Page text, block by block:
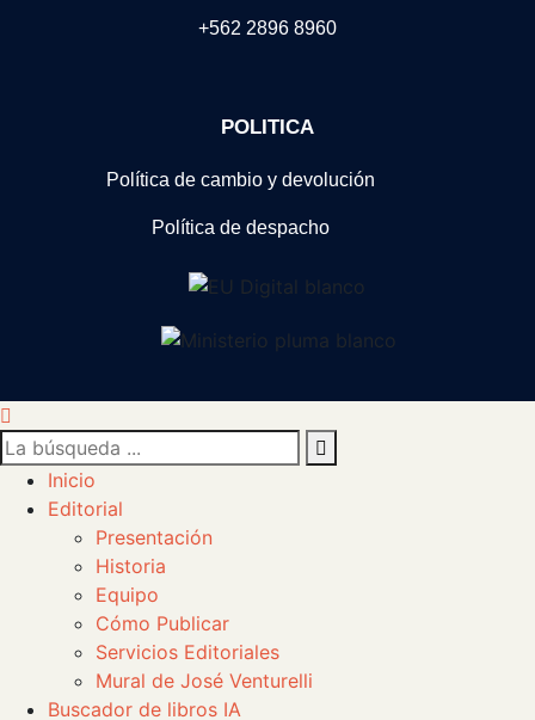
+562 2896 8960
POLITICA
Política de cambio y devolución
Política de despacho
Inicio
Editorial
Presentación
Historia
Equipo
Cómo Publicar
Servicios Editoriales
Mural de José Venturelli
Buscador de libros IA